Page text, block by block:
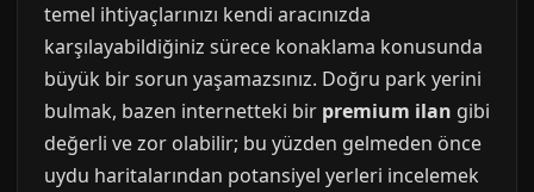
temel ihtiyaçlarınızı kendi aracınızda
karşılayabildiğiniz sürece konaklama konusunda
büyük bir sorun yaşamazsınız. Doğru park yerini
bulmak, bazen internetteki bir premium ilan gibi
değerli ve zor olabilir; bu yüzden gelmeden önce
uydu haritalarından potansiyel yerleri incelemek